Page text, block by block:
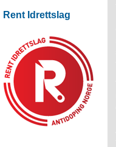
Rent Idrettslag